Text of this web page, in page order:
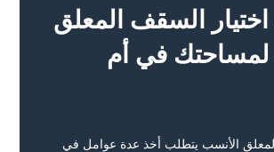
اختيار السقف المعلق
لمساحتك في أم
الأنسب يتطلب أخذ عدة عوامل في